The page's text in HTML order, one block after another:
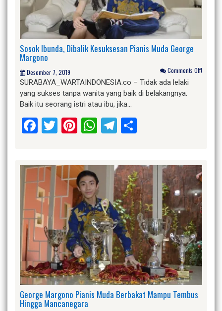
Sosok Ibunda, Dibalik Kesuksesan Pianis Muda George
Margono
Desember 7, 2019 Comments Off!
SURABAYA_WARTAINDONESIA.co – Tidak ada lelaki
yang sukses tanpa wanita yang baik di belakangnya.
Baik itu seorang istri atau ibu, jika…
Facebook
Twitter
Pinterest
WhatsApp
Telegram
George Margono Pianis Muda Berbakat Mampu Tembus
Hingga Mancanegara